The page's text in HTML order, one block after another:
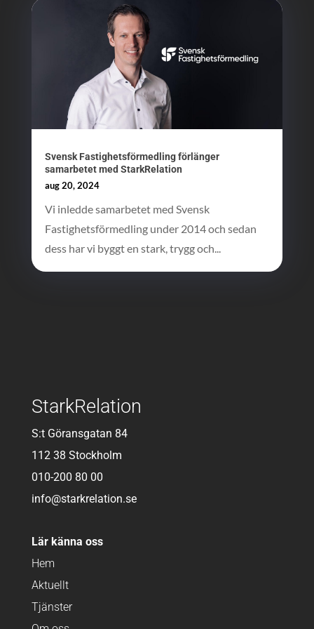
Svensk Fastighetsförmedling förlänger
samarbetet med StarkRelation
aug 20, 2024
Vi inledde samarbetet med Svensk
Fastighetsförmedling under 2014 och sedan
dess har vi byggt en stark, trygg och...
StarkRelation
S:t Göransgatan 84
112 38 Stockholm
010-200 80 00
info@starkrelation.se
Lär känna oss
Hem
Aktuellt
Tjänster